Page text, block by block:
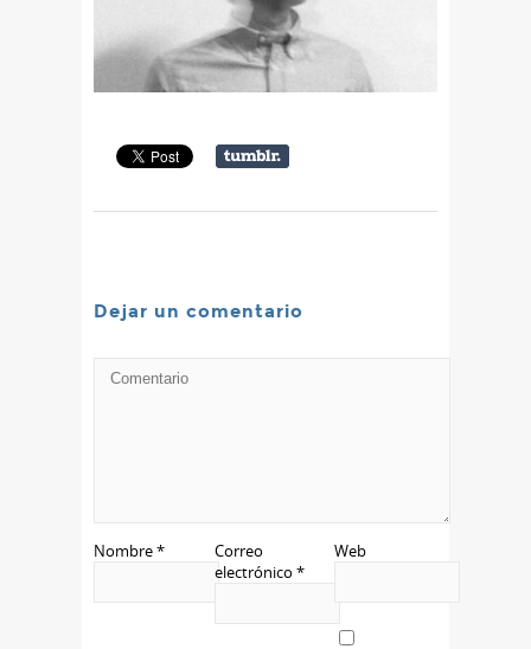
Dejar un comentario
Nombre*
Correo
electrónico *
Web